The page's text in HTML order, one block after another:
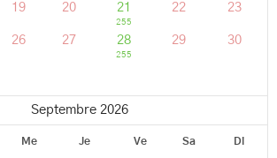
19 20 21
255
22 23
26 27 28
255
29 30
Septembre 2026
Me Je Ve Sa Di